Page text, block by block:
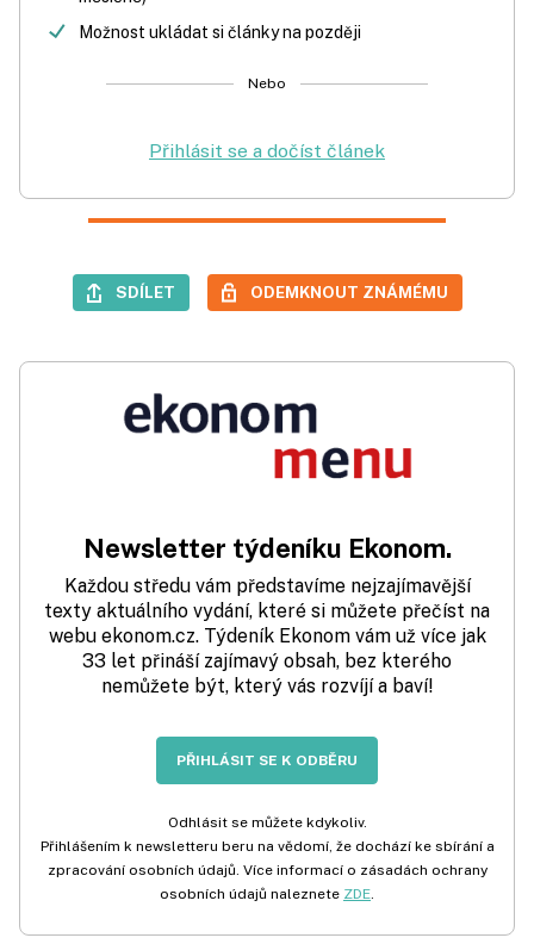
Možnost ukládat si články na později
Nebo
Přihlásit se a dočíst článek
SDÍLET ODEMKNOUT ZNÁMÉMU
Newsletter týdeníku Ekonom.
Každou středu vám představíme nejzajímavější
texty aktuálního vydání, které si můžete přečíst na
webu ekonom.cz. Týdeník Ekonom vám už více jak
33 let přináší zajímavý obsah, bez kterého
nemůžete být, který vás rozvíjí a baví!
PŘIHLÁSIT SE K ODBĚRU
Odhlásit se můžete kdykoliv.
Přihlášením k newsletteru beru na vědomí, že dochází ke sbírání a
zpracování osobních údajů. Více informací o zásadách ochrany
osobních údajů naleznete ZDE.